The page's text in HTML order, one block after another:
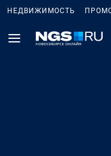
НЕДВИЖИМОСТЬ